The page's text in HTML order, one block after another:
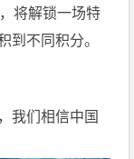
将解锁一场特
到不同积分。
我们相信中国